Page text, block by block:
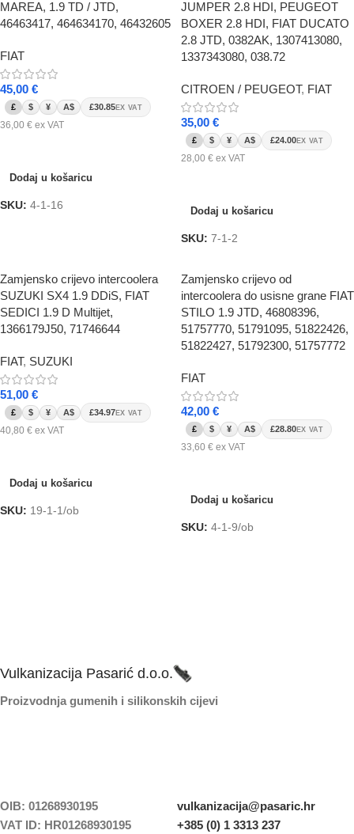
MAREA, 1.9 TD / JTD,
46463417, 464634170, 46432605
FIAT
45,00 €
£ $ ¥ A$ £30.85 EX VAT
36,00 € ex VAT
Dodaj u košaricu
SKU: 4-1-16
JUMPER 2.8 HDI, PEUGEOT
BOXER 2.8 HDI, FIAT DUCATO
2.8 JTD, 0382AK, 1307413080,
1337343080, 038.72
CITROEN / PEUGEOT, FIAT
35,00 €
£ $ ¥ A$ £24.00 EX VAT
28,00 € ex VAT
Dodaj u košaricu
SKU: 7-1-2
Zamjensko crijevo intercoolera
SUZUKI SX4 1.9 DDiS, FIAT
SEDICI 1.9 D Multijet,
1366179J50, 71746644
FIAT, SUZUKI
51,00 €
£ $ ¥ A$ £34.97 EX VAT
40,80 € ex VAT
Dodaj u košaricu
SKU: 19-1-1/ob
Zamjensko crijevo od
intercoolera do usisne grane FIAT
STILO 1.9 JTD, 46808396,
51757770, 51791095, 51822426,
51822427, 51792300, 51757772
FIAT
42,00 €
£ $ ¥ A$ £28.80 EX VAT
33,60 € ex VAT
Dodaj u košaricu
SKU: 4-1-9/ob
Vulkanizacija Pasarić d.o.o.
Proizvodnja gumenih i silikonskih cijevi
OIB: 01268930195
VAT ID: HR01268930195
vulkanizacija@pasaric.hr
+385 (0) 1 3313 237